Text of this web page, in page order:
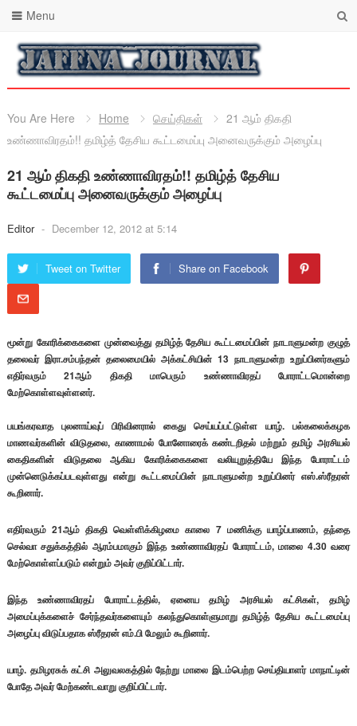
Menu
You Are Here Home செய்திகள்
21 ஆம் திகதி
உண்ணாவிரதம்!! தமிழ்த் தேசிய கூட்டமைப்பு அனைவருக்கும் அழைப்பு
21 ஆம் திகதி உண்ணாவிரதம்!! தமிழ்த் தேசிய
கூட்டமைப்பு அனைவருக்கும் அழைப்பு
Editor - December 12, 2012 at 5:14
Tweet on Twitter Share on Facebook
மூன்று கோரிக்கைகளை முன்வைத்து தமிழ்த் தேசிய கூட்டமைப்பின் நாடாளுமன்ற குழுத்
தலைவர் இரா.சம்பந்தன் தலைமையில் அக்கட்சியின் 13 நாடாளுமன்ற உறுப்பினர்களும்
எதிர்வரும் 21ஆம் திகதி மாபெரும் உண்ணாவிரதப் போராட்டமொன்றை
மேற்கொள்ளவுள்ளனர்.
பயங்கரவாத புலனாய்வுப் பிரிவினரால் கைது செய்யப்பட்டுள்ள யாழ். பல்கலைக்கழக
மாணவர்களின் விடுதலை, காணாமல் போனோரைக் கண்டறிதல் மற்றும் தமிழ் அரசியல்
கைதிகளின் விடுதலை ஆகிய கோரிக்கைகளை வலியுறுத்தியே இந்த போராட்டம்
முன்னெடுக்கப்படவுள்ளது என்று கூட்டமைப்பின் நாடாளுமன்ற உறுப்பினர் எஸ்.ஸ்ரீதரன்
கூறினார்.
எதிர்வரும் 21ஆம் திகதி வெள்ளிக்கிழமை காலை 7 மணிக்கு யாழ்ப்பாணம், தந்தை
செல்வா சதுக்கத்தில் ஆரம்பமாகும் இந்த உண்ணாவிரதப் போராட்டம், மாலை 4.30 வரை
மேற்கொள்ளப்படும் என்றும் அவர் குறிப்பிட்டார்.
இந்த உண்ணாவிரதப் போராட்டத்தில், ஏனைய தமிழ் அரசியல் கட்சிகள், தமிழ்
அமைப்புக்களைச் சேர்ந்தவர்களையும் கலந்துகொள்ளுமாறு தமிழ்த் தேசிய கூட்டமைப்பு
அழைப்பு விடுப்பதாக ஸ்ரீதரன் எம்.பி மேலும் கூறினார்.
யாழ். தமிழரசுக் கட்சி அலுவலகத்தில் நேற்று மாலை இடம்பெற்ற செய்தியாளர் மாநாட்டின்
போதே அவர் மேற்கண்டவாறு குறிப்பிட்டார்.